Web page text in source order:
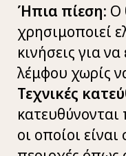
Ήπια πίεση: Ο
χρησιμοποιεί
κινήσεις για
λέμφου χωρίς
Τεχνικές
κατευθύνονται
οι οποίοι